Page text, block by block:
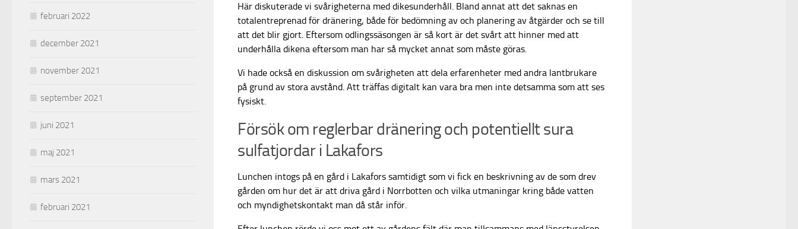
Här diskuterade vi svårigheterna med dikesunderhåll. Bland annat att det saknas en
totalentreprenad för dränering, både för bedömning av och planering av åtgärder och se till
att det blir gjort. Eftersom odlingssäsongen är så kort är det svårt att hinner med att
underhålla dikena eftersom man har så mycket annat som måste göras.
Vi hade också en diskussion om svårigheten att dela erfarenheter med andra lantbrukare
på grund av stora avstånd. Att träffas digitalt kan vara bra men inte detsamma som att ses
fysiskt.
Försök om reglerbar dränering och potentiellt sura
sulfatjordar i Lakafors
Lunchen intogs på en gård i Lakafors samtidigt som vi fick en beskrivning av de som drev
gården om hur det är att driva gård i Norrbotten och vilka utmaningar kring både vatten
och myndighetskontakt man då står inför.
februari 2022
december 2021
november 2021
september 2021
juni 2021
maj 2021
mars 2021
februari 2021